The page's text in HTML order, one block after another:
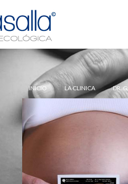
DR.
LA CLINICA
INICIO